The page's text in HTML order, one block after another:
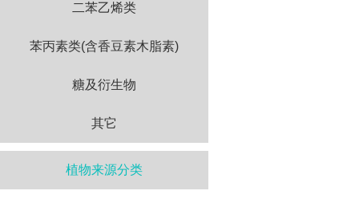
二苯乙烯类
苯丙素类(含香豆素木脂素)
糖及衍生物
其它
植物来源分类